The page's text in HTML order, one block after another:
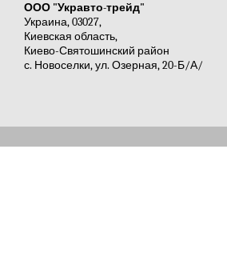
ООО "Укравто-трейд"
Украина, 03027,
Киевская область,
Киево-Святошинский район
с. Новоселки, ул. Озерная, 20-Б/А/